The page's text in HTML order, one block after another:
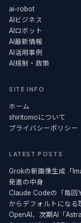
ai-robot
AIビジネス
AIロボット
AI最新情報
AI活用事例
AI規制・政策
SITE INFO
ホーム
shiritomoについて
プライバシーポリシー
LATEST POSTS
Grokの新画像生成「
発進の中身
Claude Codeの「毎
からデフォルトになる
OpenAI、次期AI「